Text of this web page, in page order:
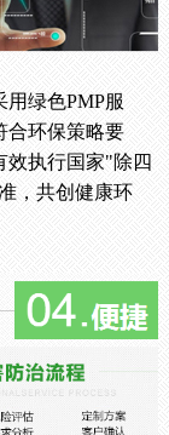
用绿色PMP服
合环保策略要
效执行国家"除四
，共创健康环